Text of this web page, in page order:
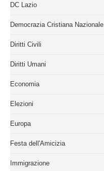
DC Lazio
Democrazia Cristiana Nazionale
Diritti Civili
Diritti Umani
Economia
Elezioni
Europa
Festa dell'Amicizia
Immigrazione